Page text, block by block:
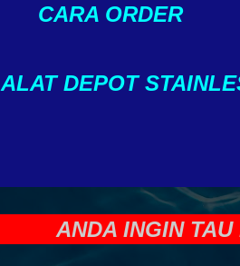
CARA ORDER
ALAT DEPOT
ANDA INGIN TAU